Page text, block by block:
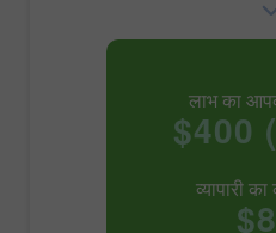
लाभ का
$400
व्यापारी